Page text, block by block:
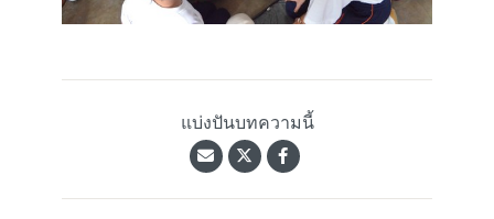
แบ่งปันบทความนี้